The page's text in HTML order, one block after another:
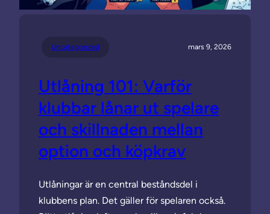
Uncategorized mars 9, 2026
Utlåning 101: Varför
klubbar lånar ut spelare
och skillnaden mellan
option och köpkrav
Utlåningar är en central beståndsdel i
klubbens plan. Det gäller för spelaren också.